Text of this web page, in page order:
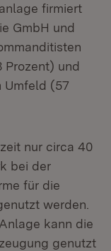
firmiert
GmbH und
Prozent) und
Umfeld (57
nur circa 40
bei der
für die
werden.
kann die
genutzt